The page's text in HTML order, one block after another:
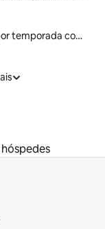
Aluguéis por temporada com banheira de hidromassagem